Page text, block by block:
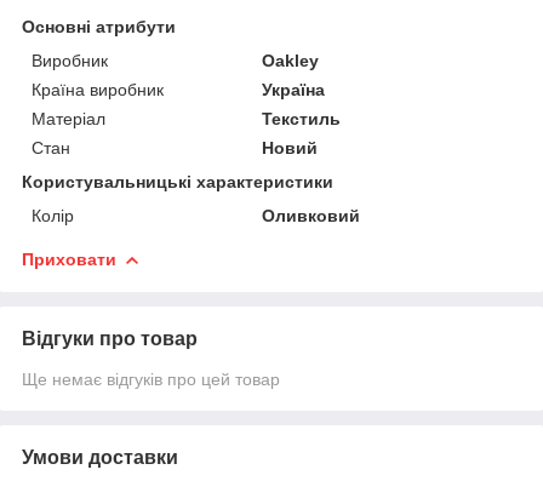
Основні атрибути
Виробник
Oakley
Країна виробник
Україна
Матеріал
Текстиль
Стан
Новий
Користувальницькі характеристики
Колір
Оливковий
Приховати
Відгуки про товар
Ще немає відгуків про цей товар
Умови доставки